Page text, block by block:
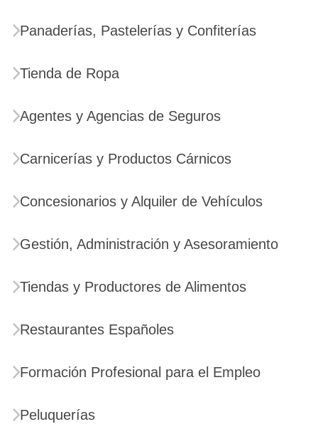
Panaderías, Pastelerías y Confiterías
Tienda de Ropa
Agentes y Agencias de Seguros
Carnicerías y Productos Cárnicos
Concesionarios y Alquiler de Vehículos
Gestión, Administración y Asesoramiento
Tiendas y Productores de Alimentos
Restaurantes Españoles
Formación Profesional para el Empleo
Peluquerías